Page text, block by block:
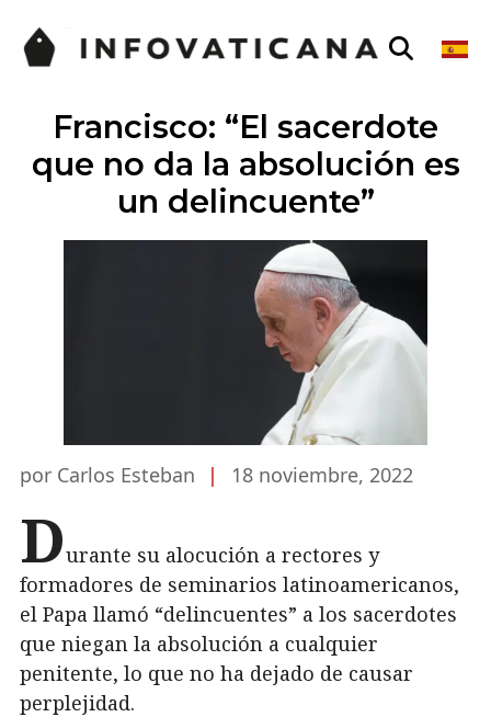
Francisco: “El sacerdote
que no da la absolución es
un delincuente”
por Carlos Esteban | 18 noviembre, 2022
Durante su alocución a rectores y
formadores de seminarios latinoamericanos,
el Papa llamó “delincuentes” a los sacerdotes
que niegan la absolución a cualquier
penitente, lo que no ha dejado de causar
perplejidad.